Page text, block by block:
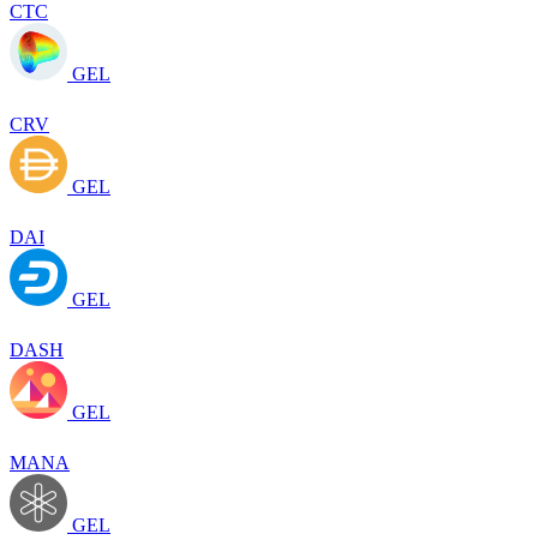
CTC
GEL
CRV
GEL
DAI
GEL
DASH
GEL
MANA
GEL